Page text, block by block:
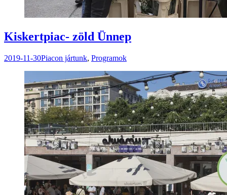
Kiskertpiac- zöld Ünnep
2019-11-30Piacon jártunk, Programok